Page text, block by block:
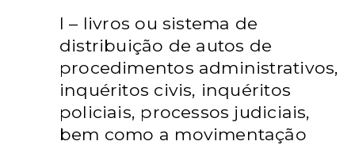
I – livros ou sistema de
distribuição de autos de
procedimentos administrativos,
inquéritos civis, inquéritos
policiais, processos judiciais,
bem como a movimentação